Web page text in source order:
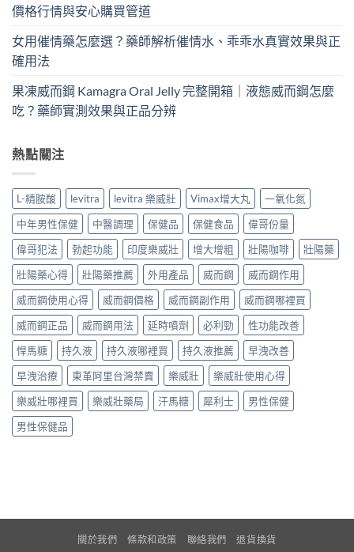
價格行情與安心購買管道
女用催情藥怎麼選？藥師解析催情水、乖乖水真實效果與正
確用法
果凍威而鋼 Kamagra Oral Jelly 完整開箱｜液態威而鋼怎麼
吃？藥師實測效果與正品分辨
熱點關注
L-精胺酸 levitra levitra 樂威壯 Vimax增大丸
一氧化氮
中年男性保健
中醫調理 保健品 保健食品
偉哥份量
偉哥犯法
勃起功能 印度樂威壯 增大增粗 壯陽咖啡
壯陽藥
壯陽藥心得
壯陽藥推薦 外用產品 威而鋼
威而鋼作用
威而鋼使用心得
威而鋼價格 威而鋼副作用
威而鋼哪裡買
威而鋼正品
威而鋼用法 延時噴劑 必利勁
性功能改善
悍馬糖
持久液 持久液哪裡買 持久液推薦
早洩改善
早洩治療
東革阿里台灣禁賣 樂威壯
樂威壯使用心得
樂威壯哪裡買
樂威壯藥局 汗馬糖 犀利士
男性保健
男性保健品
關於我們 條款和政策 聯絡我們 退貨換貨